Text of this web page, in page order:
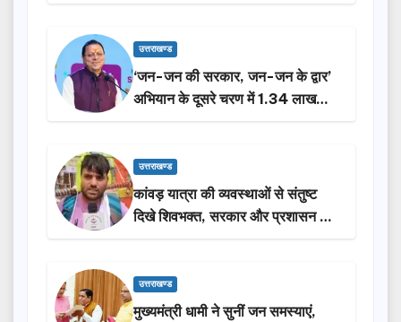
करेगी सरकार: मुख्यमंत्री धामी…
उत्तराखण्ड
‘जन-जन की सरकार, जन-जन के द्वार’
अभियान के दूसरे चरण में 1.34 लाख
लोगों की भागीदारी…
उत्तराखण्ड
कांवड़ यात्रा की व्यवस्थाओं से संतुष्ट
दिखे शिवभक्त, सरकार और प्रशासन की
सराहना…
उत्तराखण्ड
मुख्यमंत्री धामी ने सुनीं जन समस्याएं,